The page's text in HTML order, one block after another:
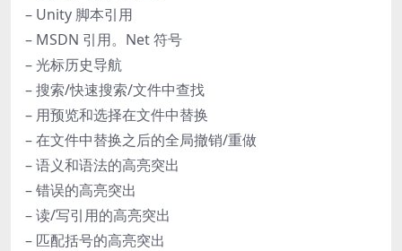
– Unity 脚本引用
– MSDN 引用。Net 符号
– 光标历史导航
– 搜索/快速搜索/文件中查找
– 用预览和选择在文件中替换
– 在文件中替换之后的全局撤销/重做
– 语义和语法的高亮突出
– 错误的高亮突出
– 读/写引用的高亮突出
– 匹配括号的高亮突出